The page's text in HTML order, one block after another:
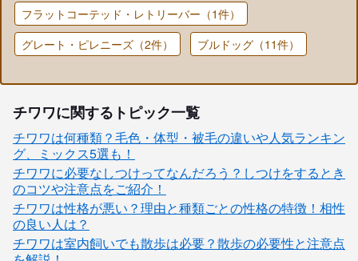
フラットコーテッド・レトリーバー（1件）
グレート・ピレニーズ（2件）
ブルドッグ（11件）
チワワに関するトピック一覧
チワワは何種類？毛色・体型・被毛の違いや人気ランキン
グ、ミックス5選も！
チワワに必要なしつけってなんだろう？しつけをするとき
のコツや注意点をご紹介！
チワワは性格が悪い？理由と種類ごとの性格の特徴！相性
の良い人は？
チワワは室内飼いでも散歩は必要？散歩の必要性と注意点